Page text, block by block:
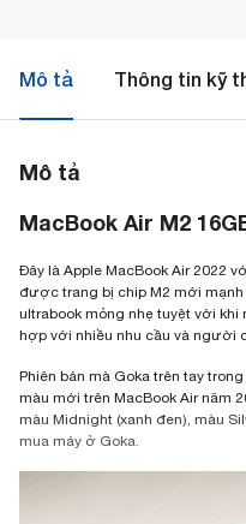
Mô tả Thông tin kỹ
Mô tả
MacBook Air M2
Đây là Apple MacBook Air 2022
được trang bị chip M2 mới
ultrabook mỏng nhẹ tuyệt vời
hợp với nhiều nhu cầu và người
Phiên bản mà Goka trên tay
màu mới trên MacBook Air năm
màu Midnight (xanh đen), màu
mua máy ở Goka.